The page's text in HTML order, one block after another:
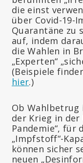
die einst
über Covid-19-
Quarantäne zu
auf, indem
die Wahlen in
„Experten“
(Beispiele
hier.)
Ob Wahlbetrug
der Krieg in der
Pandemie“, für
„Impfstoff“-
können sicher
neuen